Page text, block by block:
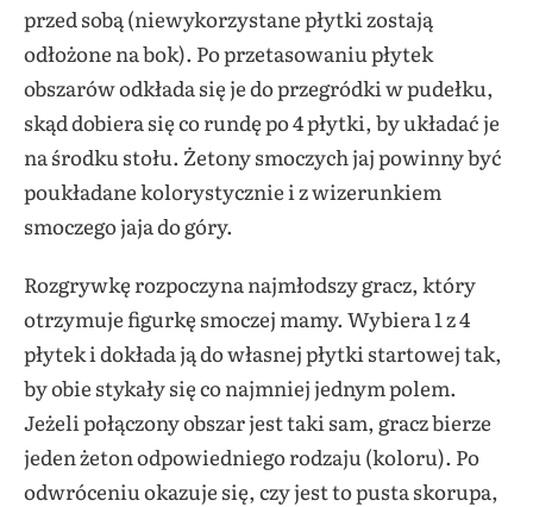
przed sobą (niewykorzystane płytki zostają
odłożone na bok). Po przetasowaniu płytek
obszarów odkłada się je do przegródki w pudełku,
skąd dobiera się co rundę po 4 płytki, by układać je
na środku stołu. Żetony smoczych jaj powinny być
poukładane kolorystycznie i z wizerunkiem
smoczego jaja do góry.
Rozgrywkę rozpoczyna najmłodszy gracz, który
otrzymuje figurkę smoczej mamy. Wybiera 1 z 4
płytek i dokłada ją do własnej płytki startowej tak,
by obie stykały się co najmniej jednym polem.
Jeżeli połączony obszar jest taki sam, gracz bierze
jeden żeton odpowiedniego rodzaju (koloru). Po
odwróceniu okazuje się, czy jest to pusta skorupa,